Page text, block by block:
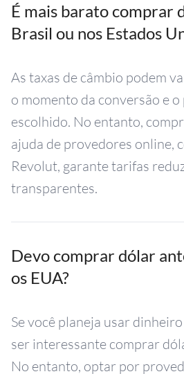
É mais barato comprar
Brasil ou nos Estados
As taxas de câmbio podem
o momento da conversão e
escolhido. No entanto,
ajuda de provedores online,
Revolut, garante tarifas
transparentes.
Devo comprar dólar
os EUA?
Se você planeja usar
ser interessante comprar
No entanto, optar por